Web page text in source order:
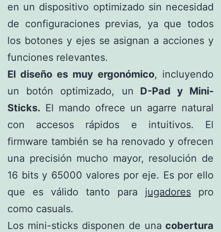
en un dispositivo optimizado sin necesidad
de configuraciones previas, ya que todos
los botones y ejes se asignan a acciones y
funciones relevantes.
El diseño es muy ergonómico, incluyendo
un botón optimizado, un D-Pad y Mini-
Sticks. El mando ofrece un agarre natural
con accesos rápidos e intuitivos. El
firmware también se ha renovado y ofrecen
una precisión mucho mayor, resolución de
16 bits y 65000 valores por eje. Es por ello
que es válido tanto para jugadores pro
como casuals.
Los mini-sticks disponen de una cobertura